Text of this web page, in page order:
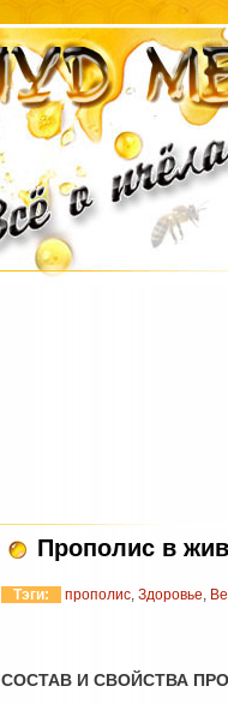
Прополис в
Тэги: прополис, Здоровье,
СОСТАВ И СВОЙСТВА